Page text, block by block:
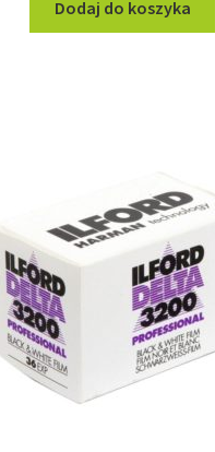
Dodaj do koszyka